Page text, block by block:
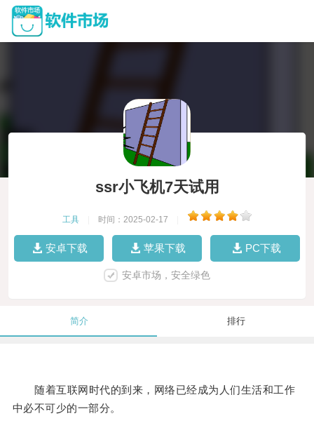
ssr小飞机7天试用
工具 时间：2025-02-17
安卓下载 苹果下载 PC下载
安卓市场，安全绿色
简介 排行
随着互联网时代的到来，网络已经成为人们生活和工作
中必不可少的一部分。